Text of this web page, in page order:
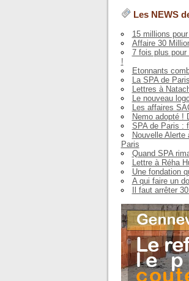
Les NEWS
15 millions
Affaire 30
7 fois plus
!
Etonnants
La SPA de
Lettres à
Le nouveau
Les affaires
Nemo adopté !
SPA de Paris :
Nouvelle Alerte
Paris
Quand SPA
Lettre à Réha
Une fondation
A qui faire un
Il faut arrêter